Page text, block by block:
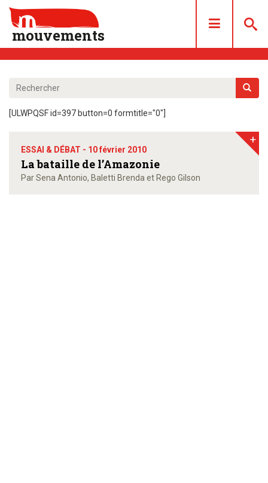
mouvements
LES NUMÉROS
ACHAT/ABONNEMENT
CONTACT
[ULWPQSF id=397 button=0 formtitle="0"]
ESSAI & DÉBAT - 10 février 2010
La bataille de l’Amazonie
Par Sena Antonio, Baletti Brenda et Rego Gilson
+